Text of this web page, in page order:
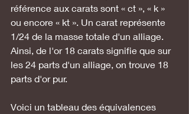
référence aux carats sont « ct », « k »
ou encore « kt ». Un carat représente
1/24 de la masse totale d'un alliage.
Ainsi, de l'or 18 carats signifie que sur
les 24 parts d'un alliage, on trouve 18
parts d'or pur.
Voici un tableau des équivalences